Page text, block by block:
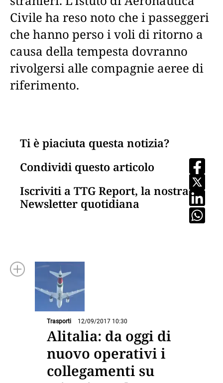
Civile ha reso noto che i passeggeri
che hanno perso i voli di ritorno a
causa della tempesta dovranno
rivolgersi alle compagnie aeree di
riferimento.
Ti è piaciuta questa notizia?
Condividi questo articolo
Iscriviti a TTG Report, la nostra
Newsletter quotidiana
Trasporti 12/09/2017 10:30
Alitalia: da oggi di
nuovo operativi i
collegamenti su